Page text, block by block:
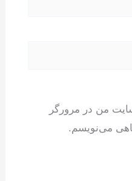
من در مرورگر
می‌نویسم.